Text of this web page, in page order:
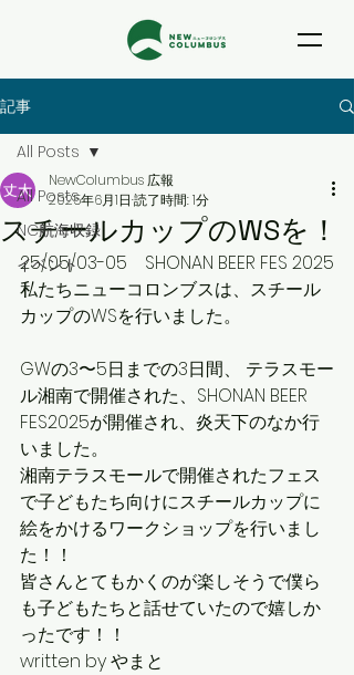
記事
All Posts
NC航海収録
イベント
All Posts
スチールカップのWSを！
NewColumbus 広報
2025年6月1日 読了時間: 1分
25/05/03-05　SHONAN BEER FES 2025
私たちニューコロンブスは、スチール
カップのWSを行いました。
GWの3〜5日までの3日間、 テラスモー
ル湘南で開催された、SHONAN BEER
FES2025が開催され、炎天下のなか行
いました。
湘南テラスモールで開催されたフェス
で子どもたち向けにスチールカップに
絵をかけるワークショップを行いまし
た！！
皆さんとてもかくのが楽しそうで僕ら
も子どもたちと話せていたので嬉しか
ったです！！
written by やまと